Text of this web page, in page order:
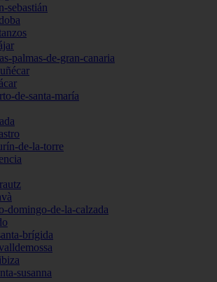
sebastián
palmas-de-gran-canaria
de-santa-maría
de-la-torre
domingo-de-la-calzada
brígida
susanna